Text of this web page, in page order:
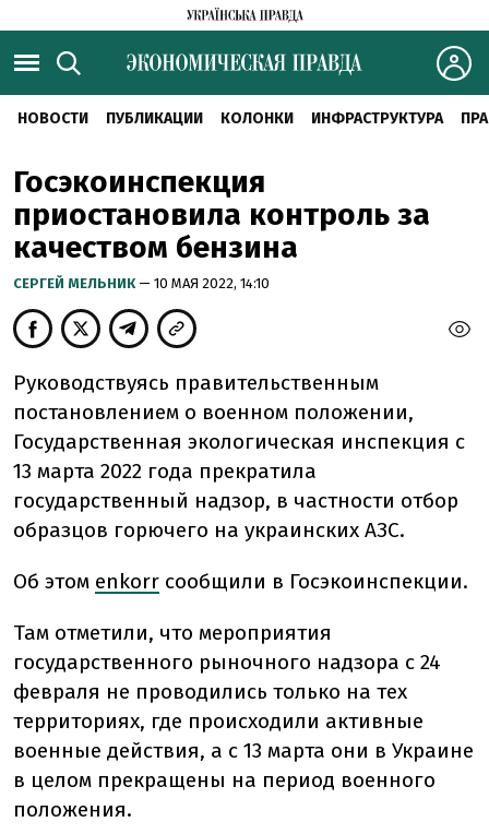
НОВОСТИ ПУБЛИКАЦИИ КОЛОНКИ ИНФРАСТРУКТУРА
Госэкоинспекция
приостановила контроль за
качеством бензина
CЕРГЕЙ МЕЛЬНИК — 10 МАЯ 2022, 14:10
Руководствуясь правительственным
постановлением о военном положении,
Государственная экологическая инспекция с
13 марта 2022 года прекратила
государственный надзор, в частности отбор
образцов горючего на украинских АЗС.
Об этом enkorr сообщили в Госэкоинспекции.
Там отметили, что мероприятия
государственного рыночного надзора с 24
февраля не проводились только на тех
территориях, где происходили активные
военные действия, а с 13 марта они в Украине
в целом прекращены на период военного
положения.